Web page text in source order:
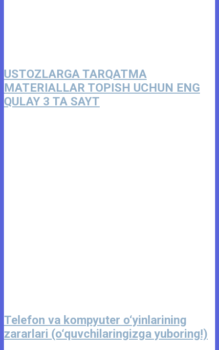
USTOZLARGA TARQATMA
MATERIALLAR TOPISH UCHUN ENG
QULAY 3 TA SAYT
Telefon va kompyuter o‘yinlarining
zararlari (o‘quvchilaringizga yuboring!)